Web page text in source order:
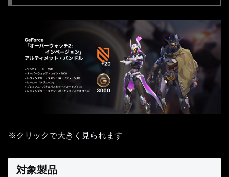
※クリックで大きく見られます
対象製品